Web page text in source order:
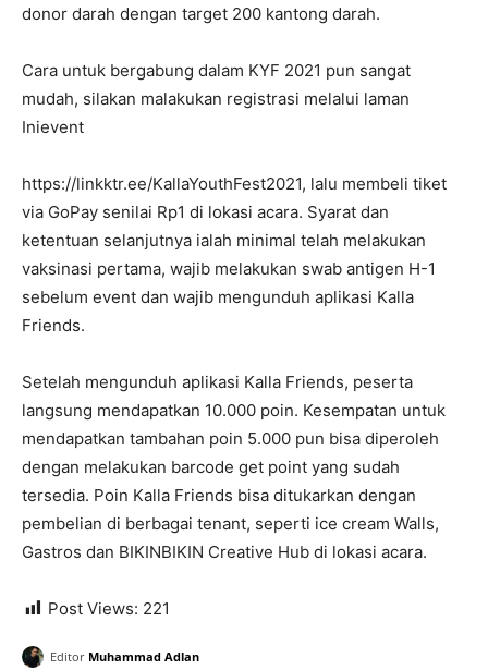
donor darah dengan target 200 kantong darah.
Cara untuk bergabung dalam KYF 2021 pun sangat
mudah, silakan malakukan registrasi melalui laman
Inievent
https://linkktr.ee/KallaYouthFest2021, lalu membeli tiket
via GoPay senilai Rp1 di lokasi acara. Syarat dan
ketentuan selanjutnya ialah minimal telah melakukan
vaksinasi pertama, wajib melakukan swab antigen H-1
sebelum event dan wajib mengunduh aplikasi Kalla
Friends.
Setelah mengunduh aplikasi Kalla Friends, peserta
langsung mendapatkan 10.000 poin. Kesempatan untuk
mendapatkan tambahan poin 5.000 pun bisa diperoleh
dengan melakukan barcode get point yang sudah
tersedia. Poin Kalla Friends bisa ditukarkan dengan
pembelian di berbagai tenant, seperti ice cream Walls,
Gastros dan BIKINBIKIN Creative Hub di lokasi acara.
Post Views: 221
Editor Muhammad Adlan